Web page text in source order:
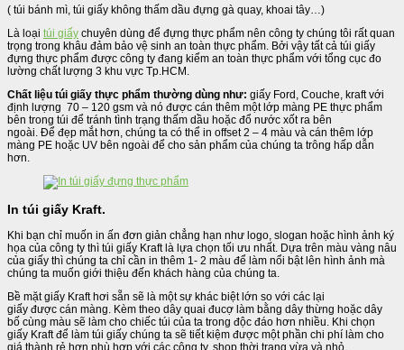
( túi bánh mì, túi giấy không thấm dầu đựng gà quay, khoai tây…)
Là loại túi giấy chuyên dùng để đựng thực phẩm nên công ty chúng tôi rất quan
trọng trong khâu đảm bảo vệ sinh an toàn thực phẩm. Bởi vậy tất cả túi giấy
đựng thực phẩm được công ty đang kiểm an toàn thực phẩm với tổng cục đo
lường chất lượng 3 khu vực Tp.HCM.
Chất liệu túi giấy thực phẩm thường dùng như: giấy Ford, Couche, kraft với
định lượng 70 – 120 gsm và nó được cán thêm một lớp màng PE thực phẩm
bên trong túi để tránh tình trạng thấm dầu hoặc đổ nước xốt ra bên
ngoài. Để đẹp mắt hơn, chúng ta có thể in offset 2 – 4 màu và cán thêm lớp
màng PE hoặc UV bên ngoài để cho sản phẩm của chúng ta trông hấp dẫn
hơn.
In túi giấy Kraft.
Khi bạn chỉ muốn in ấn đơn giản chẳng hạn như logo, slogan hoặc hình ảnh ký
họa của công ty thì túi giấy Kraft là lựa chọn tối ưu nhất. Dựa trên màu vàng nâu
của giấy thì chúng ta chỉ cần in thêm 1- 2 màu để làm nổi bật lên hình ảnh mà
chúng ta muốn giới thiệu đến khách hàng của chúng ta.
Bề mặt giấy Kraft hơi sẵn sẽ là một sự khác biệt lớn so với các lại
giấy được cán màng. Kèm theo dây quai đucợ làm bằng dây thừng hoặc dây
bố cùng màu sẽ làm cho chiếc túi của ta trong độc đáo hơn nhiều. Khi chọn
giấy Kraft để làm túi giấy chúng ta sẽ tiết kiệm được một phần chi phí làm cho
giá thành rẻ hơn phù hợp với các công ty, shop thời trang vừa và nhỏ.